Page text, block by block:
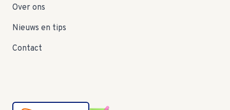
Over ons
Nieuws en tips
Contact